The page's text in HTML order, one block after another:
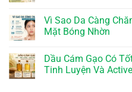
Vì Sao Da Càng
Mặt Bóng Nhờn
Dầu Cám Gạo Có
Tinh Luyện Và